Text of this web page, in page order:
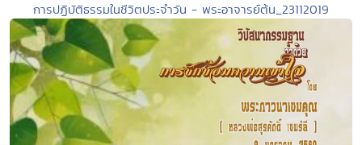
การปฏิบัติธรรมในชีวิตประจำวัน - พระอาจารย์ต้น_23112019